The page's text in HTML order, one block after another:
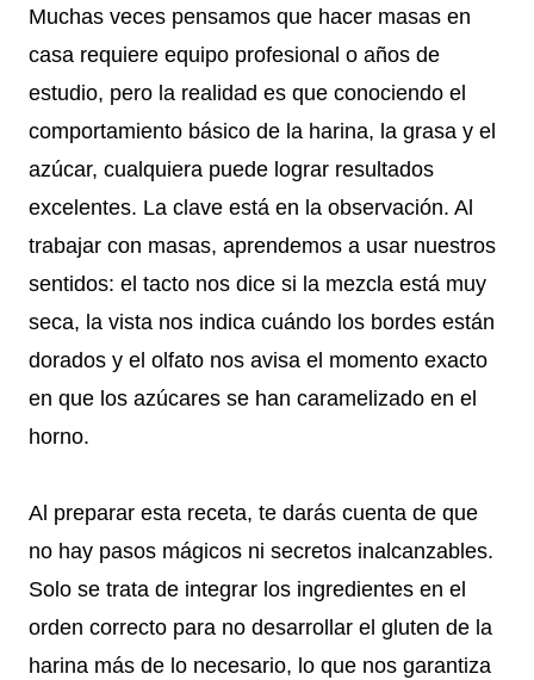
Muchas veces pensamos que hacer masas en
casa requiere equipo profesional o años de
estudio, pero la realidad es que conociendo el
comportamiento básico de la harina, la grasa y el
azúcar, cualquiera puede lograr resultados
excelentes. La clave está en la observación. Al
trabajar con masas, aprendemos a usar nuestros
sentidos: el tacto nos dice si la mezcla está muy
seca, la vista nos indica cuándo los bordes están
dorados y el olfato nos avisa el momento exacto
en que los azúcares se han caramelizado en el
horno.
Al preparar esta receta, te darás cuenta de que
no hay pasos mágicos ni secretos inalcanzables.
Solo se trata de integrar los ingredientes en el
orden correcto para no desarrollar el gluten de la
harina más de lo necesario, lo que nos garantiza